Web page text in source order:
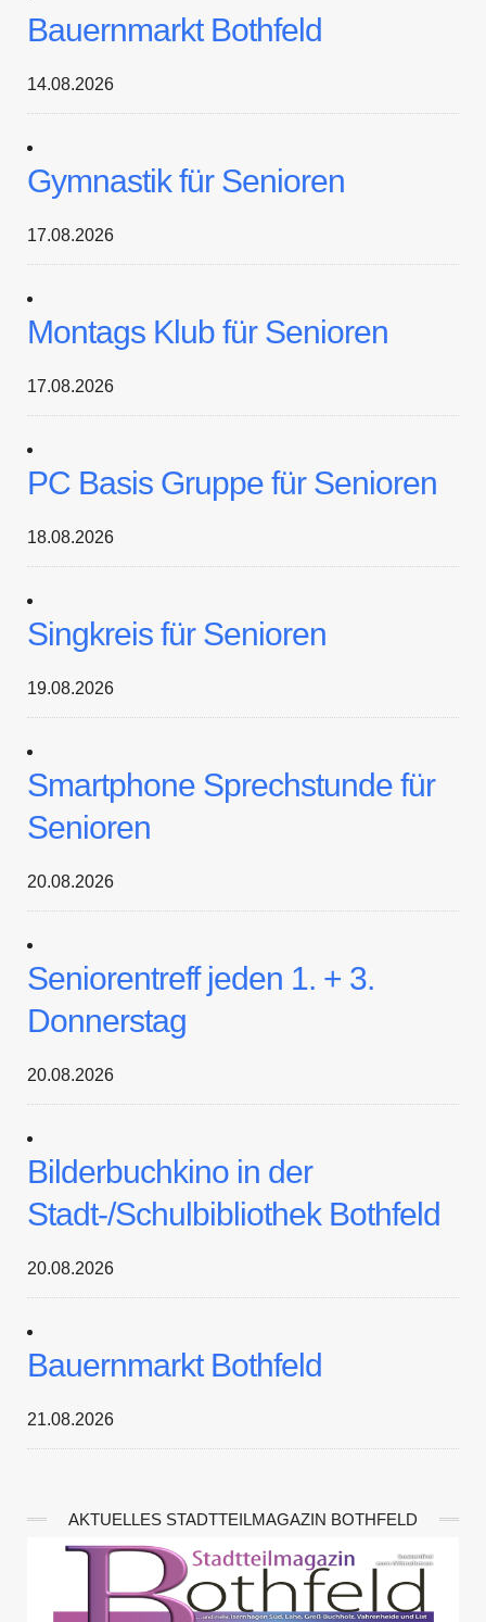
Bauernmarkt Bothfeld
14.08.2026
Gymnastik für Senioren
17.08.2026
Montags Klub für Senioren
17.08.2026
PC Basis Gruppe für Senioren
18.08.2026
Singkreis für Senioren
19.08.2026
Smartphone Sprechstunde für
Senioren
20.08.2026
Seniorentreff jeden 1. + 3.
Donnerstag
20.08.2026
Bilderbuchkino in der
Stadt-/Schulbibliothek Bothfeld
20.08.2026
Bauernmarkt Bothfeld
21.08.2026
AKTUELLES STADTTEILMAGAZIN BOTHFELD